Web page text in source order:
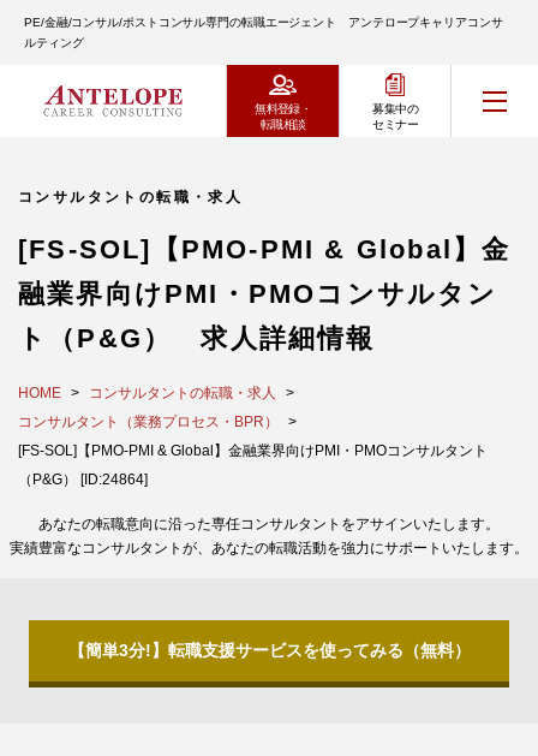
PE/金融/コンサル/ポストコンサル専門の転職エージェント アンテロープキャリアコンサ
ルティング
無料登録・
転職相談
募集中の
セミナー
コンサルタントの転職・求人
[FS-SOL]【PMO-PMI & Global】金
融業界向けPMI・PMOコンサルタン
ト（P&G） 求人詳細情報
HOME
コンサルタントの転職・求人
コンサルタント（業務プロセス・BPR）
[FS-SOL]【PMO-PMI & Global】金融業界向けPMI・PMOコンサルタント
（P&G） [ID:24864]
あなたの転職意向に沿った専任コンサルタントをアサインいたします。
実績豊富なコンサルタントが、あなたの転職活動を強力にサポートいたします。
【簡単3分!】転職支援サービスを使ってみる（無料）